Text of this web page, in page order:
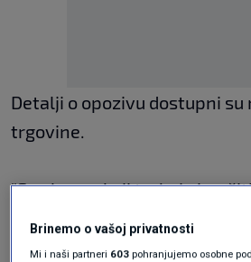
Detalji o opozivu dostupni su
trgovine.
"Sve kupce koji trebaju
da proizvod vrate u najbližu
Tvornice zdrave hrane kako
Brinemo o vašoj privatnosti
Mi i naši partneri 603 pohranjujemo osobne